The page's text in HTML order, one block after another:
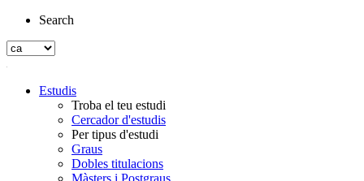
Search
Estudis
Troba el teu estudi
Cercador d'estudis
Per tipus d'estudi
Graus
Dobles titulacions
Màsters i Postgraus